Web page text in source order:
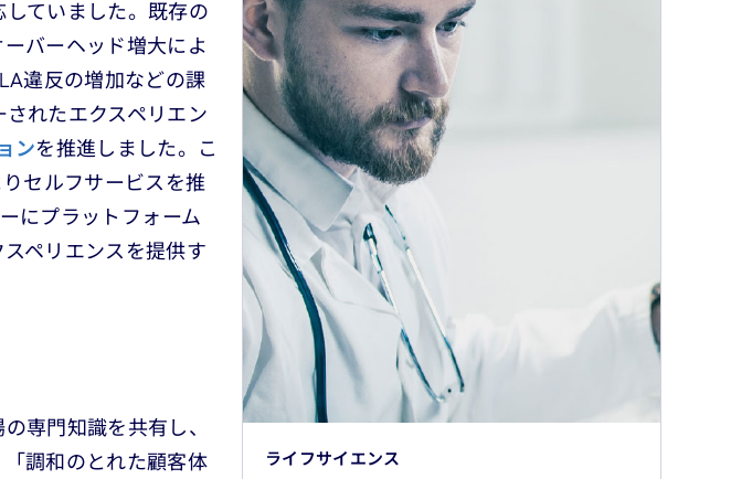
ていました。既存の
バーヘッド増大によ
違反の増加などの課
れたエクスペリエン
ンを推進しました。こ
セルフサービスを推
にプラットフォーム
ペリエンスを提供す
専門知識を共有し、
調和のとれた顧客体
ライフサイエンス